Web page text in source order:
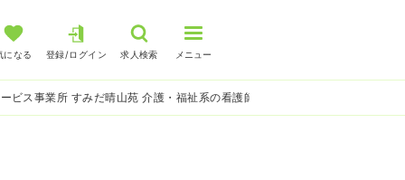
になる 登録/ログイン 求人検索 メニュー
ビス事業所 すみだ晴山苑 介護・福祉系の看護師求人